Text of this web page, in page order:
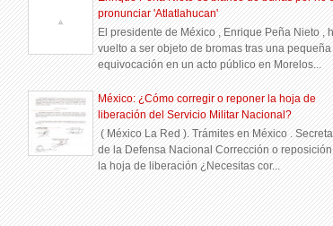
pronunciar 'Atlatlahucan'
El presidente de México , Enrique Peña Nieto ,
vuelto a ser objeto de bromas tras una pequeña
equivocación en un acto público en Morelos...
México: ¿Cómo corregir o reponer la hoja de
liberación del Servicio Militar Nacional?
( México La Red ). Trámites en México .
de la Defensa Nacional Corrección o
la hoja de liberación ¿Necesitas cor...